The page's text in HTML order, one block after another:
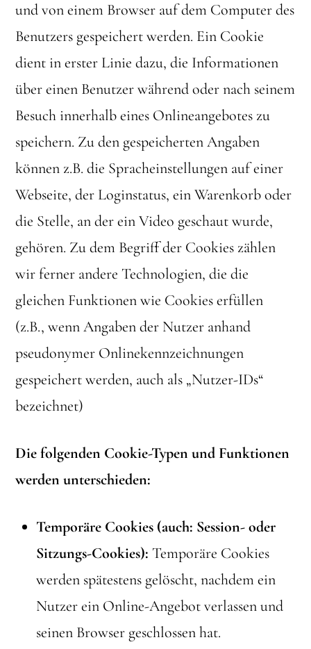
und von einem Browser auf dem Computer des
Benutzers gespeichert werden. Ein Cookie
dient in erster Linie dazu, die Informationen
über einen Benutzer während oder nach seinem
Besuch innerhalb eines Onlineangebotes zu
speichern. Zu den gespeicherten Angaben
können z.B. die Spracheinstellungen auf einer
Webseite, der Loginstatus, ein Warenkorb oder
die Stelle, an der ein Video geschaut wurde,
gehören. Zu dem Begriff der Cookies zählen
wir ferner andere Technologien, die die
gleichen Funktionen wie Cookies erfüllen
(z.B., wenn Angaben der Nutzer anhand
pseudonymer Onlinekennzeichnungen
gespeichert werden, auch als „Nutzer-IDs“
bezeichnet)
Die folgenden Cookie-Typen und Funktionen
werden unterschieden:
Temporäre Cookies (auch: Session- oder
Sitzungs-Cookies): Temporäre Cookies
werden spätestens gelöscht, nachdem ein
Nutzer ein Online-Angebot verlassen und
seinen Browser geschlossen hat.